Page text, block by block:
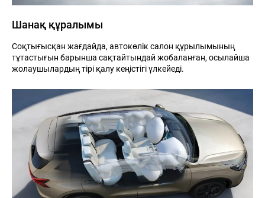
Шанақ құралымы
Соқтығысқан жағдайда, автокөлік салон құрылымының
тұтастығын барынша сақтайтындай жобаланған, осылайша
жолаушылардың тірі қалу кеңістігі үлкейеді.